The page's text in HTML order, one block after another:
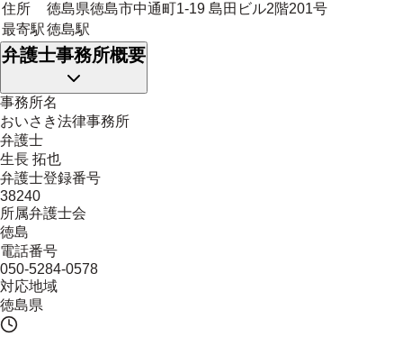
住所
徳島県徳島市中通町1-19 島田ビル2階201号
最寄駅徳島駅
弁護士事務所概要
事務所名
おいさき法律事務所
弁護士
生長 拓也
弁護士登録番号
38240
所属弁護士会
徳島
電話番号
050-5284-0578
対応地域
徳島県